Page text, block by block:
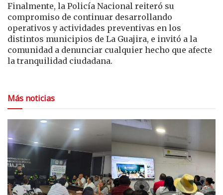
Finalmente, la Policía Nacional reiteró su
compromiso de continuar desarrollando
operativos y actividades preventivas en los
distintos municipios de La Guajira, e invitó a la
comunidad a denunciar cualquier hecho que afecte
la tranquilidad ciudadana.
Más noticias